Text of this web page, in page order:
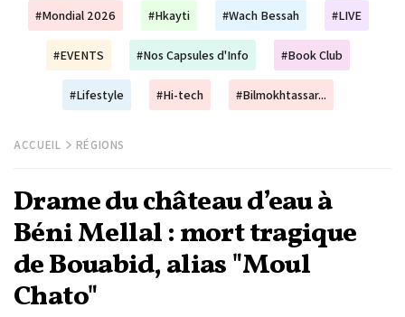
#Mondial 2026 #Hkayti #Wach Bessah #LIVE
#EVENTS #Nos Capsules d'Info #Book Club
#Lifestyle #Hi-tech #Bilmokhtassar...
ACCUEIL RÉGIONS
Drame du château d’eau à
Béni Mellal : mort tragique
de Bouabid, alias "Moul
Chato"